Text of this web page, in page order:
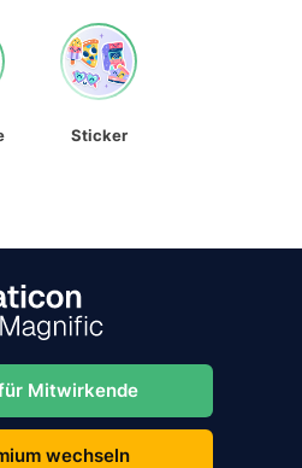
Sticker
Mitwirkende
wechseln